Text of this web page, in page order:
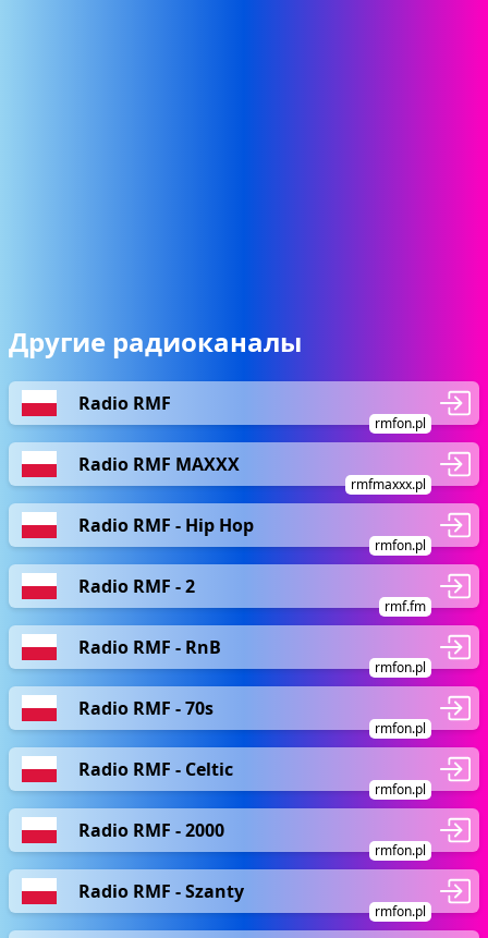
Другие радиоканалы
Radio RMF
rmfon.pl
Radio RMF MAXXX
rmfmaxxx.pl
Radio RMF - Hip Hop
rmfon.pl
Radio RMF - 2
rmf.fm
Radio RMF - RnB
rmfon.pl
Radio RMF - 70s
rmfon.pl
Radio RMF - Celtic
rmfon.pl
Radio RMF - 2000
rmfon.pl
Radio RMF - Szanty
rmfon.pl